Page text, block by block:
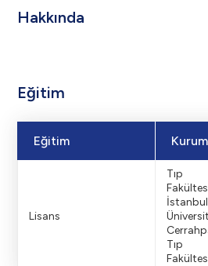
Hakkında
Eğitim
Eğitim Kurum
Lisans
Tıp
İstanbul
Tıp